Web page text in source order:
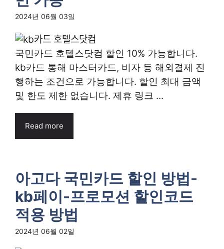
2024년 06월 03일
국민카드 호텔스닷컴 할인 10% 가능합니다.
kb카드 통해 마스터카드, 비자 등 해외결제 진
행하는 조건으로 가능합니다. 할인 최대 금액
및 한도 제한 없습니다. 제휴 링크 ...
Read more
아고다 국민카드 할인 방법-
kb페이-프로모션 할인코드
적용 방법
2024년 06월 02일